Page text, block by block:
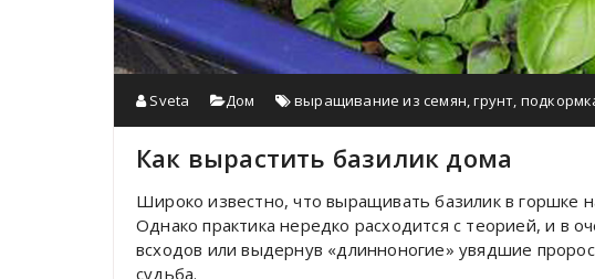
Sveta Дом выращивание из семян,грунт,
Как вырастить базилик дома
Широко известно, что выращивать базилик в горшке
Однако практика нередко расходится с теорией, и в
всходов или выдернув «длинноногие» увядшие
судьба.